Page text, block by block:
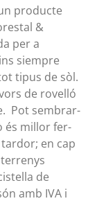
producte
&
per a
siempre
tipus de sòl.
de rovelló
Pot sembrar-
és millor fer-
en cap
de
amb IVA i